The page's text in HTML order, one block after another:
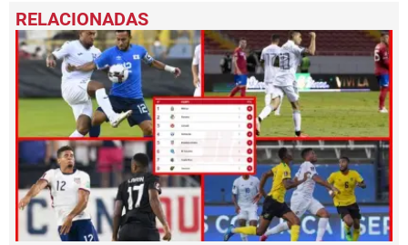
seconds
of
minute,
seconds